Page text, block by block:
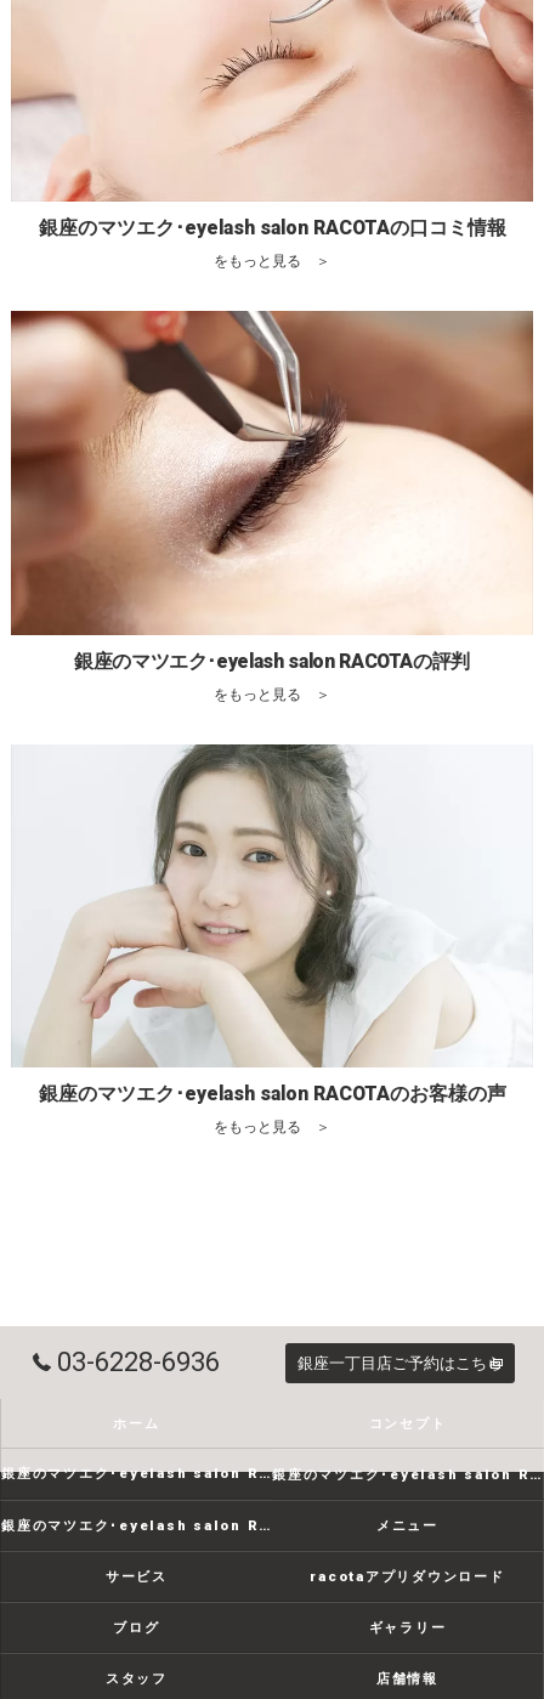
銀座のマツエク･eyelash salon RACOTAの口コミ情報
をもっと見る ＞
銀座のマツエク･eyelash salon RACOTAの評判
をもっと見る ＞
銀座のマツエク･eyelash salon RACOTAのお客様の声
をもっと見る ＞
03-6228-6936 銀座一丁目店ご予約はこちら
ホーム コンセプト
銀座のマツエク･eyelash salon RACOTAの口コミ情報 銀座のマツエク･eyelash salon RACOTAの評判
銀座のマツエク･eyelash salon RACOTAのお客様の声 メニュー
サービス racotaアプリダウンロード
ブログ ギャラリー
スタッフ 店舗情報